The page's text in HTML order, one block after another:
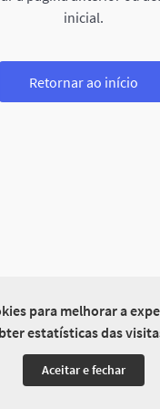
para melhorar a
estatísticas das
Aceitar e fechar
inicial.
Retornar ao início